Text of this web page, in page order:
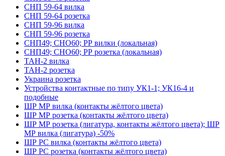
СНП 59-64 вилка
СНП 59-64 розетка
СНП 59-96 вилка
СНП 59-96 розетка
СНП49; СНО60; РР вилки (локальная)
СНП49; СНО60; РР розетка (локальная)
ТАН-2 вилка
ТАН-2 розетка
Украина розетка
Устройства контактные по типу УК1-1; УК16-4 и
подобные
ШР МР вилка (контакты жёлтого цвета)
ШР МР розетка (контакты жёлтого цвета)
ШР МР розетка (лигатура, контакты жёлтого цвета); ШР
МР вилка (лигатура) -50%
ШР РС вилка (контакты жёлтого цвета)
ШР РС розетка (контакты жёлтого цвета)